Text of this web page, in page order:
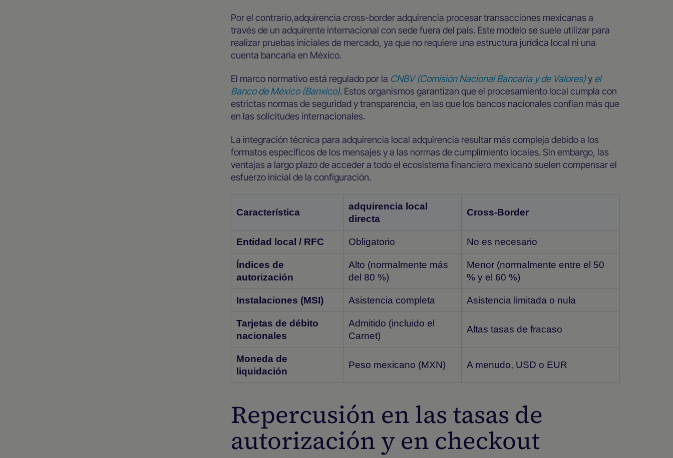
Por el contrario,adquirencia cross-border adquirencia procesar transacciones mexicanas a
través de un adquirente internacional con sede fuera del país. Este modelo se suele utilizar para
realizar pruebas iniciales de mercado, ya que no requiere una estructura jurídica local ni una
cuenta bancaria en México.
El marco normativo está regulado por la CNBV (Comisión Nacional Bancaria y de Valores)y el
Banco de México (Banxico). Estos organismos garantizan que el procesamiento local cumpla con
estrictas normas de seguridad y transparencia, en las que los bancos nacionales confían más que
en las solicitudes internacionales.
La integración técnica para adquirencia local adquirencia resultar más compleja debido a los
formatos específicos de los mensajes y a las normas de cumplimiento locales. Sin embargo, las
ventajas a largo plazo de acceder a todo el ecosistema financiero mexicano suelen compensar el
esfuerzo inicial de la configuración.
Característica
adquirencia local
directa
Cross-Border
Entidad local / RFC Obligatorio No es necesario
Índices de
autorización
Alto (normalmente más
del 80 %)
Menor (normalmente entre el 50
% y el 60 %)
Instalaciones (MSI) Asistencia completa Asistencia limitada o nula
Tarjetas de débito
nacionales
Admitido (incluido el
Carnet)
Altas tasas de fracaso
Moneda de
liquidación
Peso mexicano (MXN) A menudo, USD o EUR
Repercusión en las tasas de
autorización y en checkout